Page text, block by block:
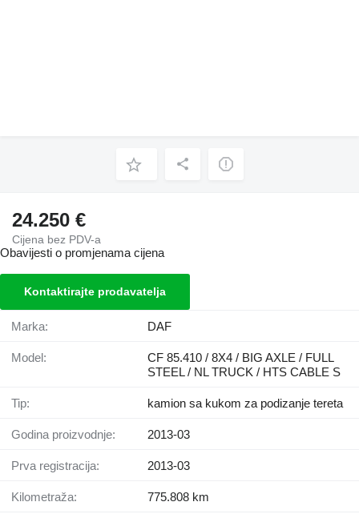
24.250 €
Cijena bez PDV-a
Obavijesti o promjenama cijena
Kontaktirajte prodavatelja
Marka: DAF
Model:
CF 85.410 / 8X4 / BIG AXLE / FULL
STEEL / NL TRUCK / HTS CABLE S
Tip: kamion sa kukom za podizanje tereta
Godina proizvodnje: 2013-03
Prva registracija: 2013-03
Kilometraža: 775.808 km